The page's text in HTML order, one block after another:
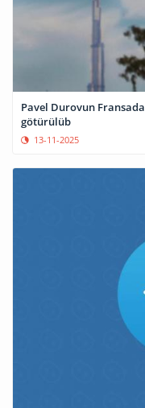
Pavel Durovun
götürülüb
13-11-2025